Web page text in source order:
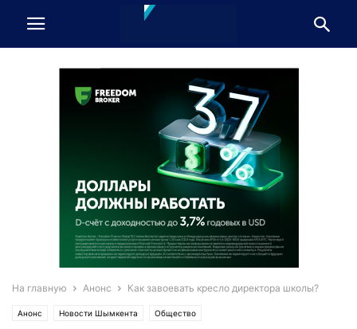
На главную Анонс Как завоевать кресло директора школы?
Анонс Новости Шымкента Общество